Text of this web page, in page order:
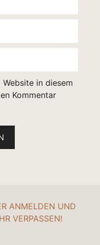
in diesem
Kommentar
ANMELDEN UND
VERPASSEN!